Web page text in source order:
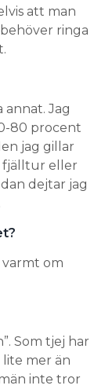
att man
ringa
Jag
80 procent
jag gillar
fjälltur eller
dejtar jag
om
Som tjej har
lite mer än
inte tror